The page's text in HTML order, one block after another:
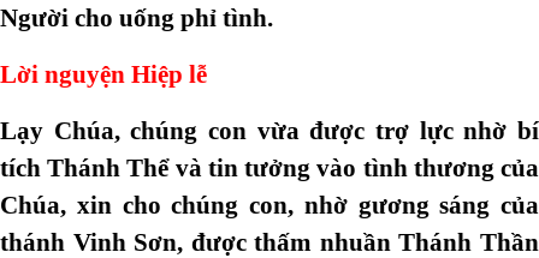
Người cho uống phỉ tình.
Lời nguyện Hiệp lễ
Lạy Chúa, chúng con vừa được trợ lực nhờ bí
tích Thánh Thể và tin tưởng vào tình thương của
Chúa, xin cho chúng con, nhờ gương sáng của
thánh Vinh Sơn, được thấm nhuần Thánh Thần